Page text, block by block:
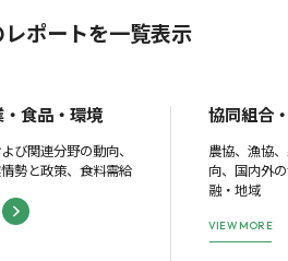
ポートを一覧表示
食品・環境
び関連分野の動向、
勢と政策、食料需給
協同組合
農協、漁協
向、国内外
融・地域
VIEW MORE